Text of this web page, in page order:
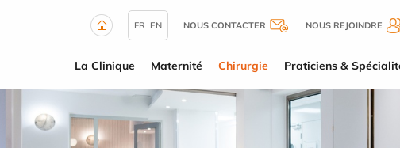
FR EN NOUS CONTACTER NOUS REJOINDRE
La Clinique Maternité Chirurgie Praticiens &